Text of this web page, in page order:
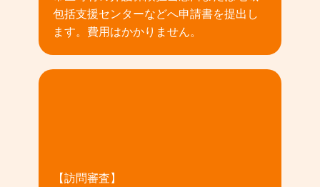
包括支援センターなどへ申請書を提出し
ます。費用はかかりません。
【訪問審査】